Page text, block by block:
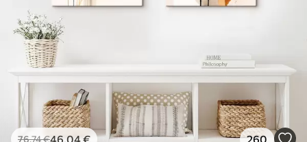
76.74€46.04€ 260